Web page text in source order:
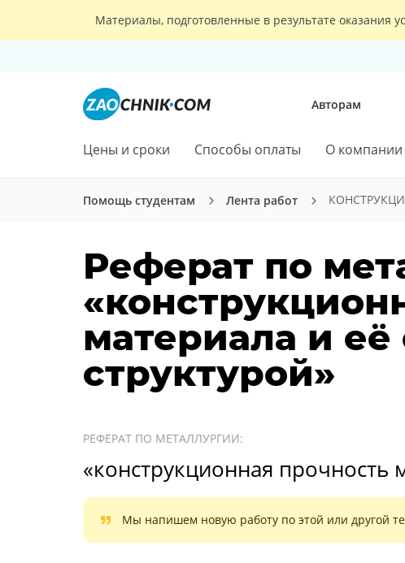
Материалы, подготовленные в результате оказания
Авторам
Цены и сроки Способы оплаты О компании
Помощь студентам Лента работ
Реферат по
материала и её
структурой»
РЕФЕРАТ ПО МЕТАЛЛУРГИИ:
«конструкционная прочность
Мы напишем новую работу по этой или другой